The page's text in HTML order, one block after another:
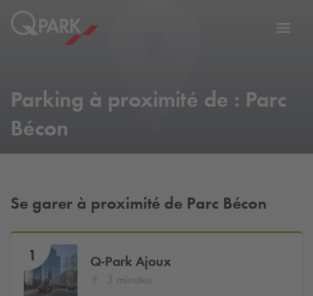
Parking à proximité de : Parc
Bécon
Se garer à proximité de Parc Bécon
1 Q-Park Ajoux
3 minutes